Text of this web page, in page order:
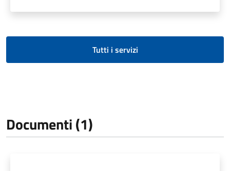
Tutti i servizi
Documenti (1)